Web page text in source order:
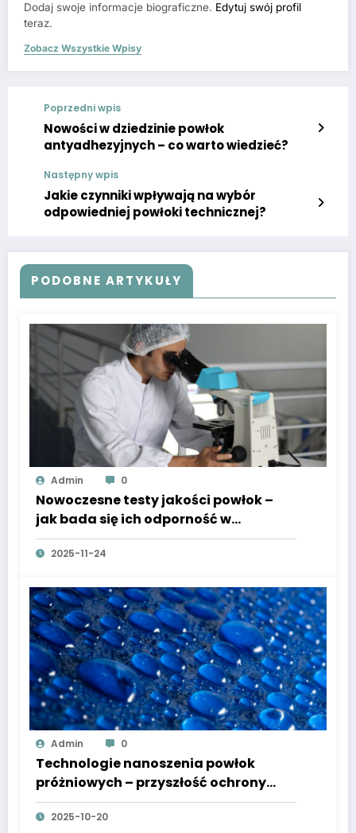
Dodaj swoje informacje biograficzne. Edytuj swój profil
teraz.
Zobacz Wszystkie Wpisy
Poprzedni wpis
Nowości w dziedzinie powłok
antyadhezyjnych – co warto wiedzieć?
Następny wpis
Jakie czynniki wpływają na wybór
odpowiedniej powłoki technicznej?
PODOBNE ARTYKUŁY
Admin 0
Nowoczesne testy jakości powłok –
jak bada się ich odporność w
laboratoriach przemysłowych?
2025-11-24
Admin 0
Technologie nanoszenia powłok
próżniowych – przyszłość ochrony
powierzchni w przemyśle high-tech
2025-10-20